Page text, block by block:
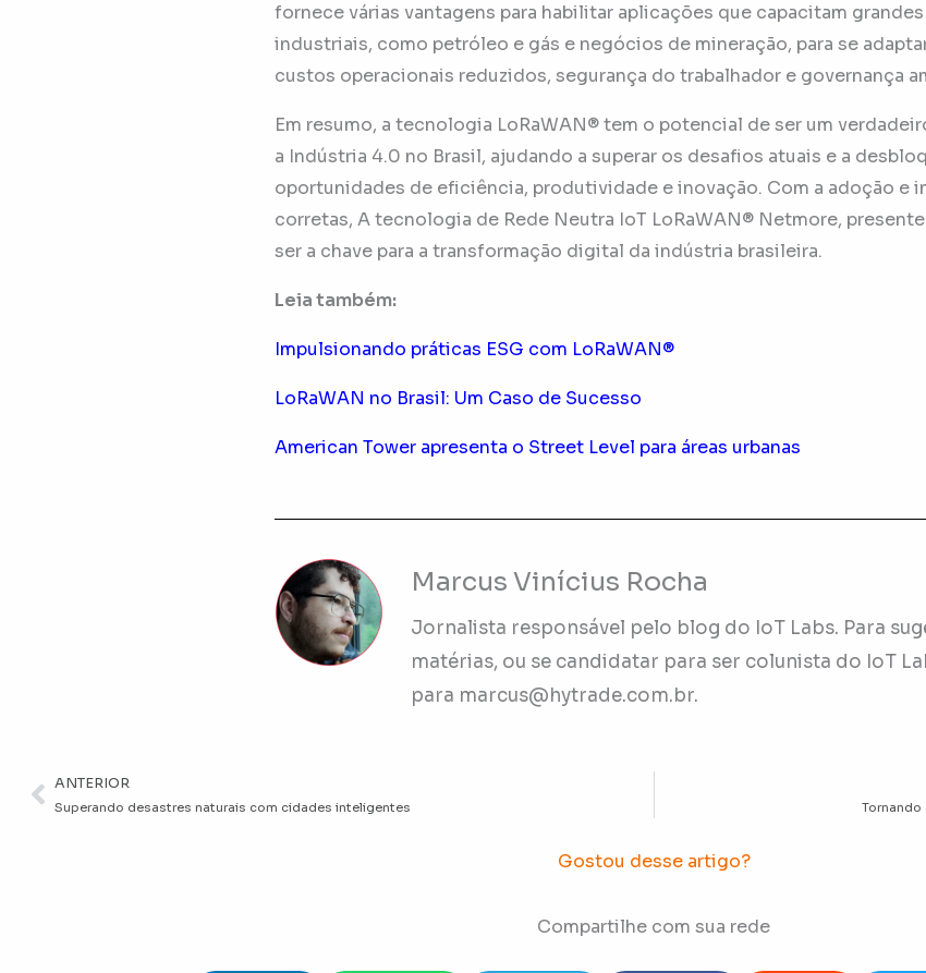
fornece várias vantagens para habilitar aplicações que capacitam
industriais, como petróleo e gás e negócios de mineração, para se
custos operacionais reduzidos, segurança do trabalhador e governança
Em resumo, a tecnologia LoRaWAN® tem o potencial de ser um
a Indústria 4.0 no Brasil, ajudando a superar os desafios atuais e a
oportunidades de eficiência, produtividade e inovação. Com a adoção e
corretas, A tecnologia de Rede Neutra IoT LoRaWAN® Netmore,
ser a chave para a transformação digital da indústria brasileira.
Leia também:
Impulsionando práticas ESG com LoRaWAN®
LoRaWAN no Brasil: Um Caso de Sucesso
American Tower apresenta o Street Level para áreas urbanas
Marcus Vinícius Rocha
Jornalista responsável pelo blog do IoT Labs. Para
matérias, ou se candidatar para ser colunista do IoT
para marcus@hytrade.com.br.
Anterior
ANTERIOR
Superando desastres naturais com cidades inteligentes Tornando
Gostou desse artigo?
Compartilhe com sua rede